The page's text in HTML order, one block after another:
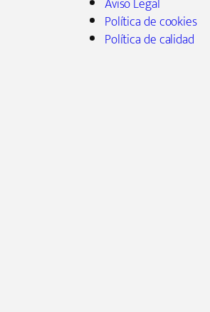
Política de cookies
Política de calidad